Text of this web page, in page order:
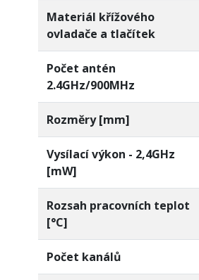
Materiál křížového
ovladače a tlačítek
Počet antén
2.4GHz/900MHz
Rozměry [mm]
Vysílací výkon - 2,4GHz
[mW]
Rozsah pracovních teplot
[°C]
Počet kanálů